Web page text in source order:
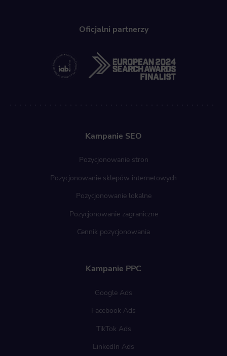
Oficjalni partnerzy
Kampanie SEO
Pozycjonowanie stron
Pozycjonowanie sklepów internetowych
Pozycjonowanie lokalne
Pozycjonowanie zagraniczne
Cennik pozycjonowania
Kampanie PPC
Google Ads
Facebook Ads
TikTok Ads
LinkedIn Ads